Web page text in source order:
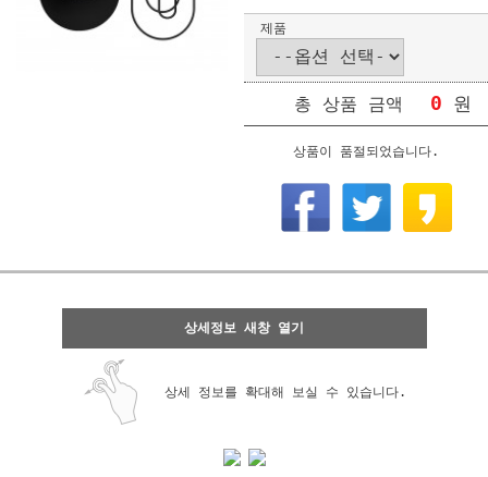
제품
총 상품 금액 0 원
상품이 품절되었습니다.
상세정보 새창 열기
상세 정보를 확대해 보실 수 있습니다.